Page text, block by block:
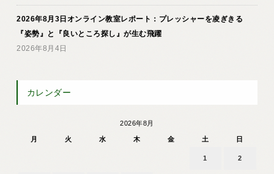
2026年8月3日オンライン教室レポート：プレッシャーを凌ぎきる
『姿勢』と『良いところ探し』が生む飛躍
2026年8月4日
カレンダー
2026年8月
月 火 水 木 金 土 日
1 2